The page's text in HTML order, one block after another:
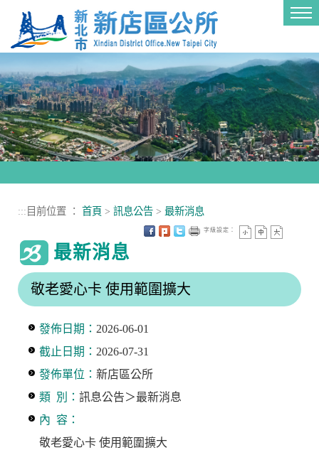
::: 目前位置 ： 首頁 > 訊息公告 > 最新消息
最新消息
字級設定：
敬老愛心卡 使用範圍擴大
發佈日期： 2026-06-01
截止日期： 2026-07-31
發佈單位： 新店區公所
類 別： 訊息公告＞最新消息
內 容：
敬老愛心卡 使用範圍擴大